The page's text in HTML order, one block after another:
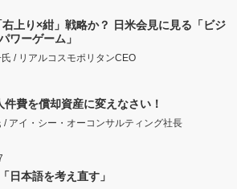
上り×紺」戦略か？ 日米会見に見る「ビジ
ワーゲーム」
/ リアルコスモポリタンCEO
費を償却資産に変えなさい！
/ アイ・シー・オーコンサルティング社長
本語を考え直す」